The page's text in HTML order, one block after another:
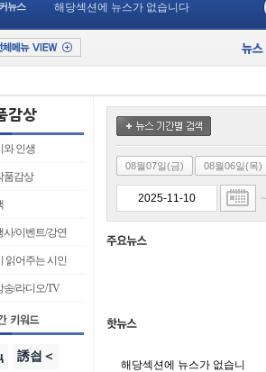
뉴스 해당섹션에 뉴스가 없습니다
와 인생
품감상
사/이벤트/강연
읽어주는 시인
송/라디오/TV
誘쇱＜
08월07일(금) 08월06일(목)
~
해당섹션에 뉴스가 없습니